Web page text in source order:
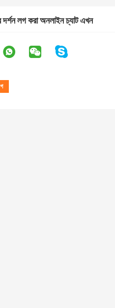
দর্শন লগ করা অনলাইন চ্যাট এখন